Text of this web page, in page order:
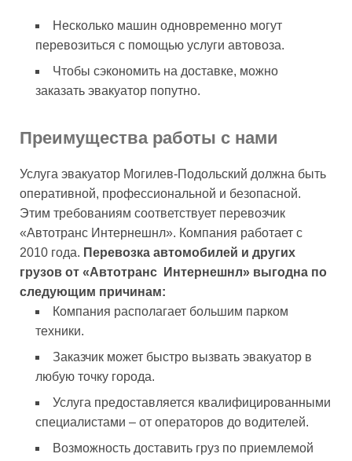
Несколько машин одновременно могут
перевозиться с помощью услуги автовоза.
Чтобы сэкономить на доставке, можно
заказать эвакуатор попутно.
Преимущества работы с нами
Услуга эвакуатор Могилев-Подольский должна быть
оперативной, профессиональной и безопасной.
Этим требованиям соответствует перевозчик
«Автотранс Интернешнл». Компания работает с
2010 года. Перевозка автомобилей и других
грузов от «Автотранс Интернешнл» выгодна по
следующим причинам:
Компания располагает большим парком
техники.
Заказчик может быстро вызвать эвакуатор в
любую точку города.
Услуга предоставляется квалифицированными
специалистами – от операторов до водителей.
Возможность доставить груз по приемлемой